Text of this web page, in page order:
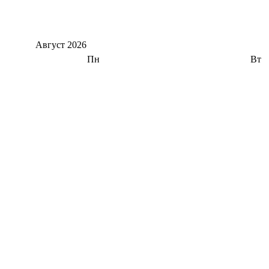
Август 2026
Пн
Вт